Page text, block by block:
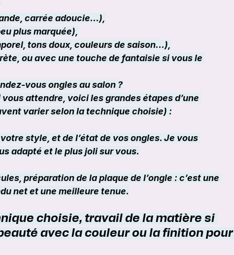
carrée adoucie…),
plus marquée),
tons doux, couleurs de saison…),
ou avec une touche de fantaisie si vous le
vous ongles au salon ?
attendre, voici les grandes étapes d’une
varier selon la technique choisie) :
style, et de l’état de vos ongles. Je vous
adapté et le plus joli sur vous.
préparation de la plaque de l’ongle : c’est une
net et une meilleure tenue.
choisie, travail de la matière si
avec la couleur ou la finition pour